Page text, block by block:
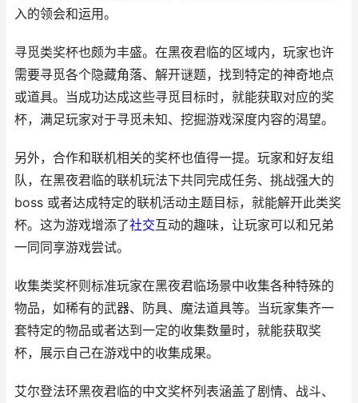
入的领会和运用。
寻觅类奖杯也颇为丰盛。在黑夜君临的区域内，玩家也许
需要寻觅各个隐藏角落、解开谜题，找到特定的神奇地点
或道具。当成功达成这些寻觅目标时，就能获取对应的奖
杯，满足玩家对于寻觅未知、挖掘游戏深度内容的渴望。
另外，合作和联机相关的奖杯也值得一提。玩家和好友组
队，在黑夜君临的联机玩法下共同完成任务、挑战强大的
boss 或者达成特定的联机活动主题目标，就能解开此类奖
杯。这为游戏增添了社交互动的趣味，让玩家可以和兄弟
一同同享游戏尝试。
收集类奖杯则标准玩家在黑夜君临场景中收集各种特殊的
物品，如稀有的武器、防具、魔法道具等。当玩家集齐一
套特定的物品或者达到一定的收集数量时，就能获取奖
杯，展示自己在游戏中的收集成果。
艾尔登法环黑夜君临的中文奖杯列表涵盖了剧情、战斗、